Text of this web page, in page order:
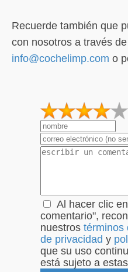
Recuerde también que
con nosotros a través
info@cochelimp.com o
2
1
Al hacer clic
comentario",
nuestros términos
de privacidad y
que su uso
está sujeto a